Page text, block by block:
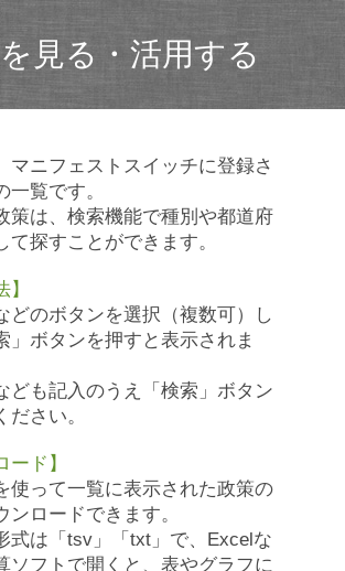
見る・活用する
マニフェストスイッチに登録さ
一覧です。
策は、検索機能で種別や都道府
て探すことができます。
】
どのボタンを選択（複数可）し
」ボタンを押すと表示されま
ども記入のうえ「検索」ボタン
ださい。
ード】
使って一覧に表示された政策の
ンロードできます。
式は「tsv」「txt」で、Excelな
ソフトで開くと、表やグラフに